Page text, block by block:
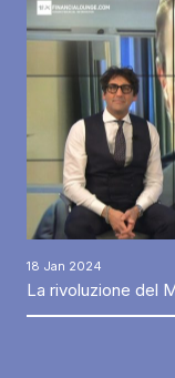
18 Jan 2024
La rivoluzione del